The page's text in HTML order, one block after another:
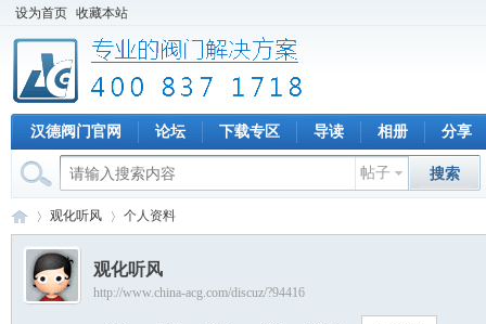
设为首页 收藏本站
汉德阀门官网 论坛 下载专区 导读 相册 分享
帖子 搜索
›
观化听风 个人资料
观化听风
http://www.china-acg.com/discuz/?94416